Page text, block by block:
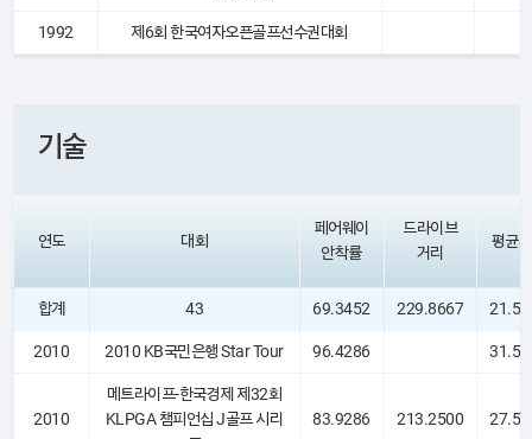
1992 제6회 한국여자오픈골프선수권대회
기술
연도 대회
페어웨이
안착률
드라이브
거리
평균
합계 43 69.3452 229.8667
2010 2010 KB국민은행 Star Tour 96.4286
2010
메트라이프-한국경제 제32회
KLPGA 챔피언십 J골프 시리
83.9286 213.2500